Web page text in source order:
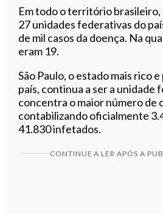
Em todo o território brasileiro,
27 unidades federativas do
de mil casos da doença. Na
eram 19.
São Paulo, o estado mais rico
país, continua a ser a unidade
concentra o maior número de
contabilizando oficialmente
41.830 infetados.
CONTINUE A LER APÓS A